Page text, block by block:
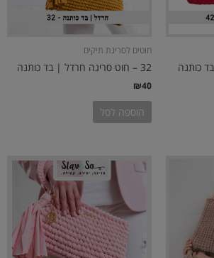
חוטים לסריגת תיקים
32 – חוט סריגה חרדל | בד כותנה
₪40
הוספה לסל